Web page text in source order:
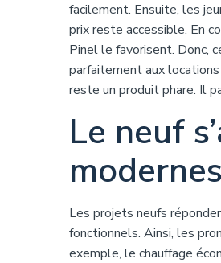
facilement. Ensuite, les
prix reste accessible. En
Pinel le favorisent. Donc,
parfaitement aux
reste un produit phare. Il
Le neuf
modernes
Les projets neufs
fonctionnels. Ainsi, les
exemple, le chauffage